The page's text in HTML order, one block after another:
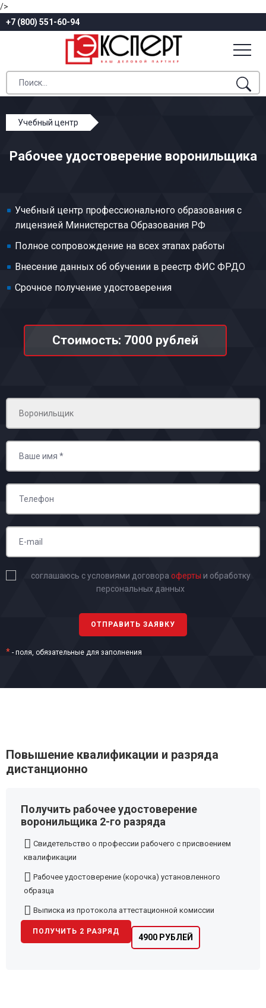
/>
+7 (800) 551-60-94
Учебный центр
Металлопокрытия и окраска
Воронильщик
Рабочее удостоверение воронильщика
Учебный центр профессионального образования с
лицензией Министерства Образования РФ
Полное сопровождение на всех этапах работы
Внесение данных об обучении в реестр ФИС ФРДО
Срочное получение удостоверения
Стоимость: 7000 рублей
соглашаюсь с условиями договора оферты и обработку
персональных данных
* - поля, обязательные для заполнения
Повышение квалификации и разряда
дистанционно
Получить рабочее удостоверение
воронильщика 2-го разряда
Свидетельство о профессии рабочего с присвоением
квалификации
Рабочее удостоверение (корочка) установленного
образца
Выписка из протокола аттестационной комиссии
4900 РУБЛЕЙ
ПОЛУЧИТЬ 2 РАЗРЯД